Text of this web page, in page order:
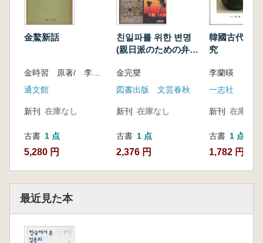
金鰲新話
通文館
新刊 在庫なし
古書 1 点
5,280 円
친일파를 위한 변명
(親日派のための弁
金完燮
図書出版 文芸春秋
新刊 在庫なし
古書 1 点
2,376 円
韓國古代金
究
李蘭暎
一志社
新刊 在庫なし
古書 1 点
1,782 円
最近見た本